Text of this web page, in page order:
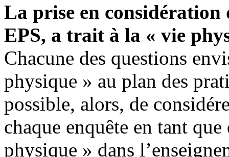
La prise en considération
EPS, a trait à la « vie
Chacune des questions
physique » au plan des
possible, alors, de
chaque enquête en tant
physique » dans